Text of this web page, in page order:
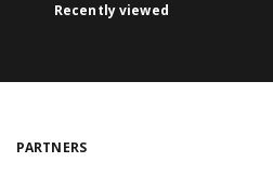
Recently viewed
PARTNERS